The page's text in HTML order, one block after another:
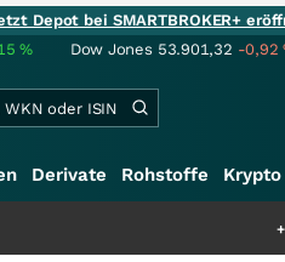
Depot bei SMARTBROKER+
% Dow Jones 53.901,32 -0,92
Derivate Rohstoffe Krypto